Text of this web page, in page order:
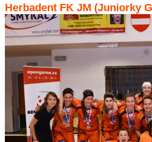
Herbadent FK JM (Juniorky